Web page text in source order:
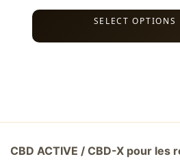
SELECT OPTIONS
CBD ACTIVE / CBD-X pour les